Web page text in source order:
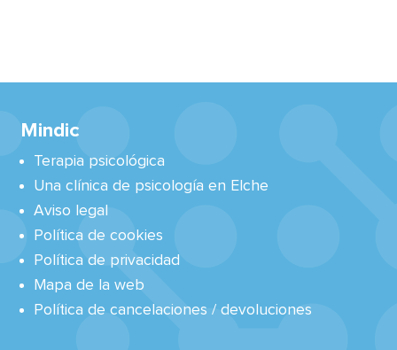
Mindic
Terapia psicológica
Una clínica de psicología en Elche
Aviso legal
Política de cookies
Política de privacidad
Mapa de la web
Política de cancelaciones / devoluciones